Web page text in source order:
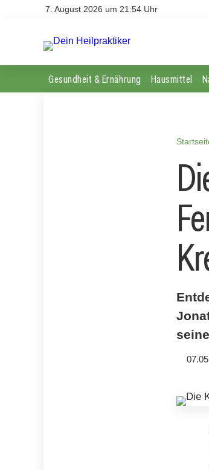
7. August 2026 um 21:54 Uhr
Gesundheit & Ernährung Hausmittel